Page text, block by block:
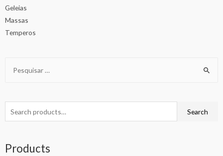
Geleias
Massas
Temperos
Search
Products